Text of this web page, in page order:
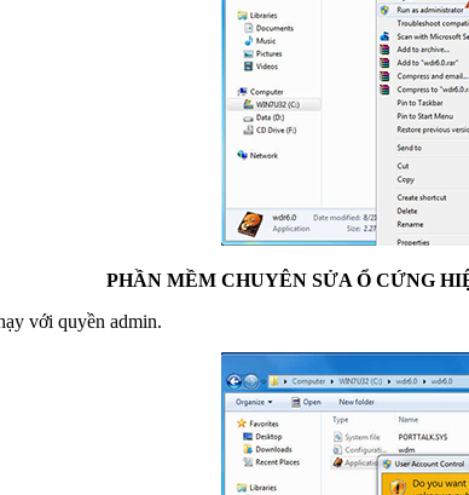
PHẦN MỀM CHUYÊN SỬA Ổ CỨNG
với quyền admin.